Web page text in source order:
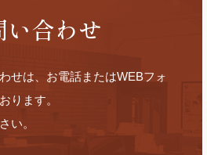
い合わせ
せは、お電話またはWEBフォ
ります。
い。